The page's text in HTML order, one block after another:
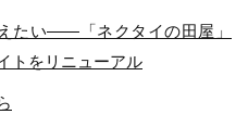
たい――「ネクタイの田屋」
トをリニューアル